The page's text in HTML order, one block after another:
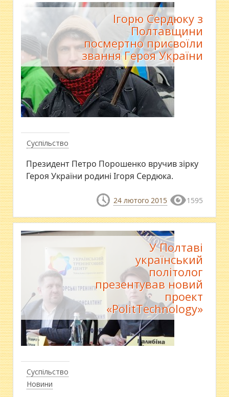
Суспільство
Ігорю Сердюку з
Полтавщини
посмертно присвоїли
звання Героя України
Президент Петро Порошенко вручив зірку
Героя України родині Ігоря Сердюка.
24 лютого 2015 1595
Суспільство
Новини
У Полтаві
український
політолог
презентував новий
проект
«PolitTechnology»